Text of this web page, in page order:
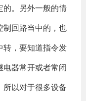
的。另外一般的情
制回路当中的，也
转，要知道指令发
电器常开或者常闭
所以对于很多设备